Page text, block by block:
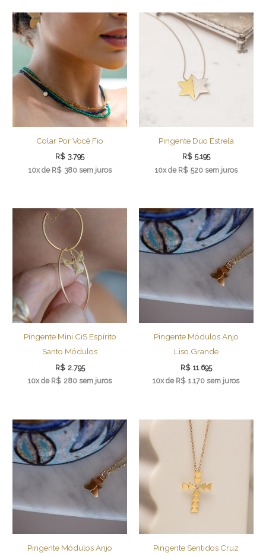
Colar Por Você Fio
R$ 3.795
10x de R$ 380 sem juros
Pingente Duo Estrela
R$ 5.195
10x de R$ 520 sem juros
Pingente Mini CiS Espírito
Santo Módulos
R$ 2.795
10x de R$ 280 sem juros
Pingente Módulos Anjo
Liso Grande
R$ 11.695
10x de R$ 1.170 sem juros
Pingente Módulos Anjo
Pingente Sentidos Cruz